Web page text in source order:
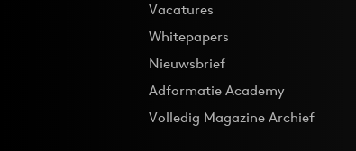
Vacatures
Whitepapers
Nieuwsbrief
Adformatie Academy
Volledig Magazine Archief